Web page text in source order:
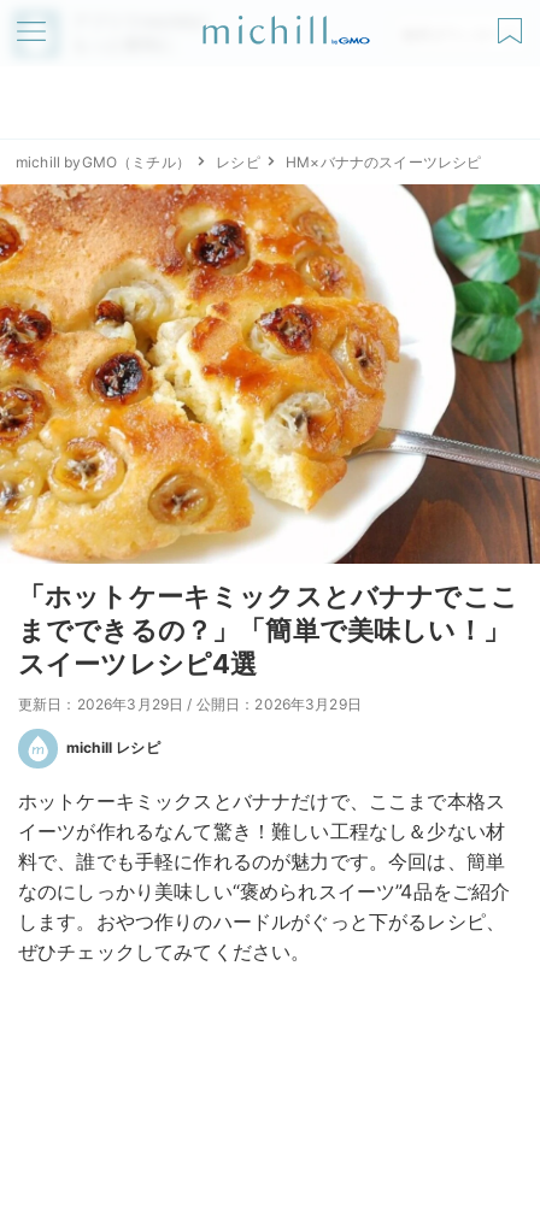
アプリでmichillが
無料ダウンロード
michill byGMO（ミチル） レシピ HM×バナナのスイーツレシピ
「ホットケーキミックスとバナナでここ
までできるの？」「簡単で美味しい！」
スイーツレシピ4選
更新日：2026年3月29日 / 公開日：2026年3月29日
michill レシピ
ホットケーキミックスとバナナだけで、ここまで本格ス
イーツが作れるなんて驚き！難しい工程なし＆少ない材
料で、誰でも手軽に作れるのが魅力です。今回は、簡単
なのにしっかり美味しい“褒められスイーツ”4品をご紹介
します。おやつ作りのハードルがぐっと下がるレシピ、
ぜひチェックしてみてください。